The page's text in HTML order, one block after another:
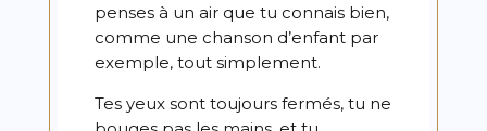
penses à un air que tu connais bien,
comme une chanson d’enfant par
exemple, tout simplement.
Tes yeux sont toujours fermés, tu ne